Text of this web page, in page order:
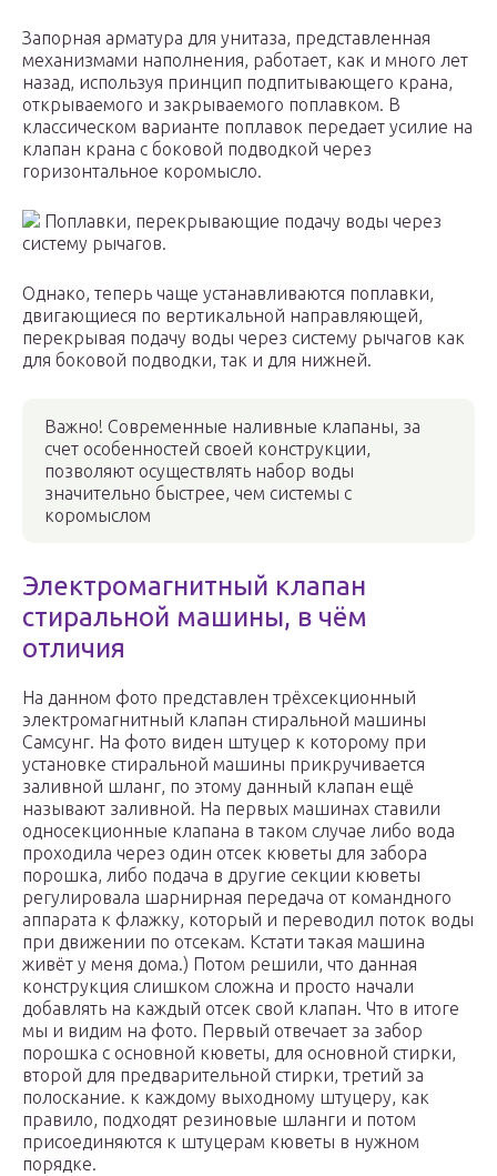
Запорная арматура для унитаза, представленная
механизмами наполнения, работает, как и много лет
назад, используя принцип подпитывающего крана,
открываемого и закрываемого поплавком. В
классическом варианте поплавок передает усилие на
клапан крана с боковой подводкой через
горизонтальное коромысло.
Поплавки, перекрывающие подачу воды через
систему рычагов.
Однако, теперь чаще устанавливаются поплавки,
двигающиеся по вертикальной направляющей,
перекрывая подачу воды через систему рычагов как
для боковой подводки, так и для нижней.
Важно! Современные наливные клапаны, за
счет особенностей своей конструкции,
позволяют осуществлять набор воды
значительно быстрее, чем системы с
коромыслом
Электромагнитный клапан
стиральной машины, в чём
отличия
На данном фото представлен трёхсекционный
электромагнитный клапан стиральной машины
Самсунг. На фото виден штуцер к которому при
установке стиральной машины прикручивается
заливной шланг, по этому данный клапан ещё
называют заливной. На первых машинах ставили
односекционные клапана в таком случае либо вода
проходила через один отсек кюветы для забора
порошка, либо подача в другие секции кюветы
регулировала шарнирная передача от командного
аппарата к флажку, который и переводил поток воды
при движении по отсекам. Кстати такая машина
живёт у меня дома.) Потом решили, что данная
конструкция слишком сложна и просто начали
добавлять на каждый отсек свой клапан. Что в итоге
мы и видим на фото. Первый отвечает за забор
порошка с основной кюветы, для основной стирки,
второй для предварительной стирки, третий за
полоскание. к каждому выходному штуцеру, как
правило, подходят резиновые шланги и потом
присоединяются к штуцерам кюветы в нужном
порядке.